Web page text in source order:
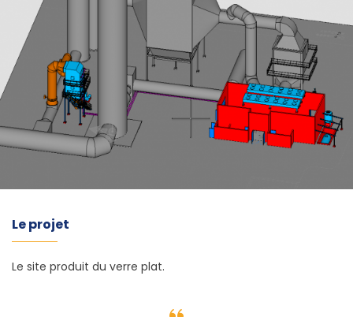
Le projet
Le site produit du verre plat.